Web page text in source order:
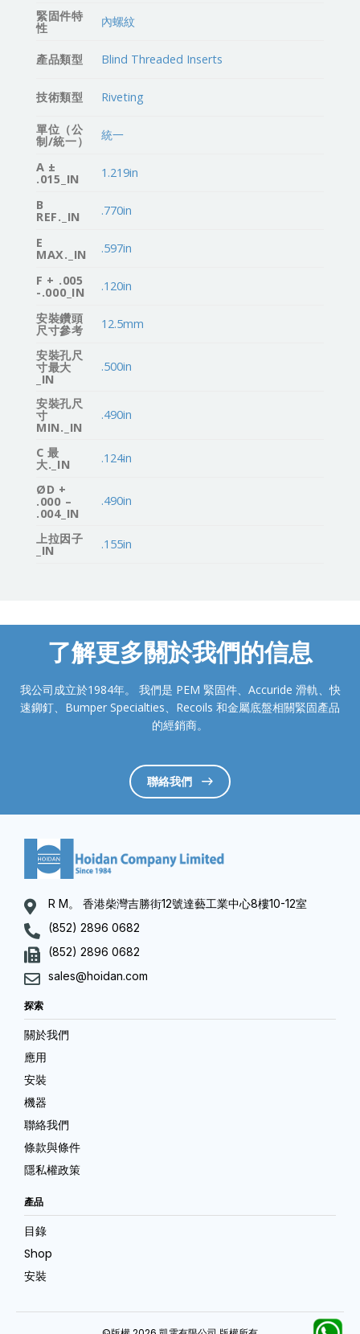
緊固件特
性 內螺紋
產品類型 Blind Threaded Inserts
技術類型 Riveting
單位（公
制/統一） 統一
A ±
.015_IN 1.219in
B
REF._IN .770in
E
MAX._IN .597in
F + .005
-.000_IN .120in
安裝鑽頭
尺寸參考 12.5mm
安裝孔尺
寸最大
_IN
.500in
安裝孔尺
寸
MIN._IN
.490in
C 最
大._IN .124in
ØD +
.000 –
.004_IN
.490in
上拉因子
_IN .155in
了解更多關於我們的信息
我公司成立於1984年。 我們是 PEM 緊固件、Accuride 滑軌、快
速鉚釘、Bumper Specialties、Recoils 和金屬底盤相關緊固產品
的經銷商。
聯絡我們
R M。 香港柴灣吉勝街12號達藝工業中心8樓10-12室
(852) 2896 0682
(852) 2896 0682
sales@hoidan.com
探索
關於我們
應用
安裝
機器
聯絡我們
條款與條件
隱私權政策
產品
目錄
Shop
安裝